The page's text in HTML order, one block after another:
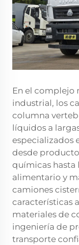
En el complejo
industrial, los
columna
líquidos a
especializados
desde
químicas hasta
alimentario y
camiones
características
materiales de
ingeniería de
transporte